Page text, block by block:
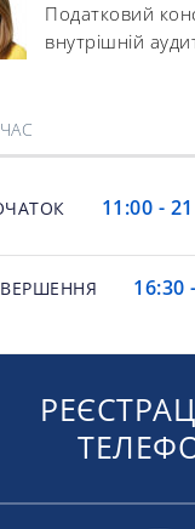
Податковий
внутрішній
11:00 -
16:30